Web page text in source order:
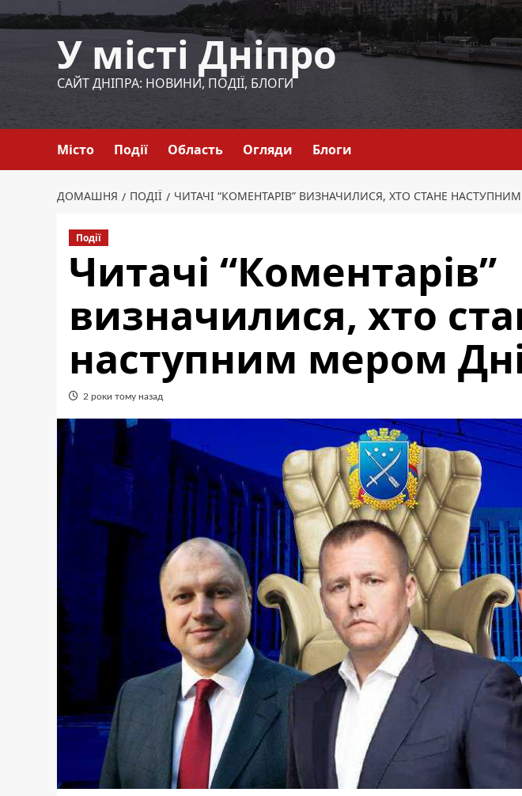
до
У місті Дніпро
САЙТ ДНІПРА: НОВИНИ, ПОДІЇ, БЛОГИ
Місто Події Область Огляди Блоги
ДОМАШНЯ ПОДІЇ ЧИТАЧІ “КОМЕНТАРІВ” ВИЗНАЧИЛИСЯ, ХТО СТАНЕ
Події
Читачі “Коментарів”
визначилися, хто
наступним мером
2 роки тому назад